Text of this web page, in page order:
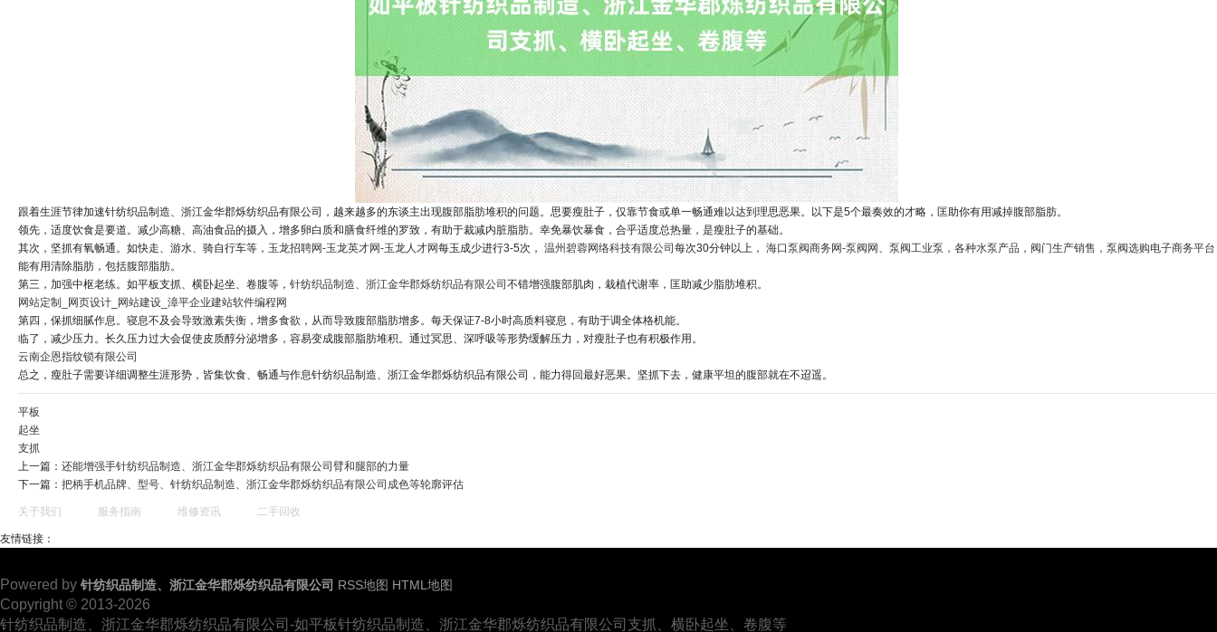
跟着生涯节律加速针纺织品制造、浙江金华郡烁纺织品有限公司，越来越多的东谈主出现腹部脂肪堆积的问题。思要瘦肚子，仅靠节食或单一畅通难以达到理思恶果。以下是5个最奏效的才略，匡助你有用减掉腹部脂肪。
领先，适度饮食是要道。减少高糖、高油食品的摄入，增多卵白质和膳食纤维的罗致，有助于裁减内脏脂肪。幸免暴饮暴食，合乎适度总热量，是瘦肚子的基础。
其次，坚抓有氧畅通。如快走、游水、骑自行车等， 玉龙招聘网-玉龙英才网-玉龙人才网每玉成少进行3-5次， 温州碧蓉网络科技有限公司 每次30分钟以上， 海口泵阀商务网-泵阀网、泵阀工业泵，各种水泵产品，阀门生产销售，泵阀选购电子商务平
能有用清除脂肪，包括腹部脂肪。
第三，加强中枢老练。如平板支抓、横卧起坐、卷腹等， 针纺织品制造、浙江金华郡烁纺织品有限公司 不错增强腹部肌肉，栽植代谢率，匡助减少脂肪堆积。
网站定制_网页设计_网站建设_漳平企业建站软件编程网
第四，保抓细腻作息。寝息不及会导致激素失衡，增多食欲，从而导致腹部脂肪增多。每天保证7-8小时高质料寝息，有助于调全体格机能。
临了，减少压力。长久压力过大会促使皮质醇分泌增多，容易变成腹部脂肪堆积。通过冥思、深呼吸等形势缓解压力，对瘦肚子也有积极作用。
云南企恩指纹锁有限公司
总之，瘦肚子需要详细调整生涯形势，皆集饮食、畅通与作息针纺织品制造、浙江金华郡烁纺织品有限公司，能力得回最好恶果。坚抓下去，健康平坦的腹部就在不迢遥。
平板
起坐
支抓
上一篇： 还能增强手针纺织品制造、浙江金华郡烁纺织品有限公司臂和腿部的力量
下一篇： 把柄手机品牌、型号、针纺织品制造、浙江金华郡烁纺织品有限公司成色等轮廓评估
关于我们 服务指南 维修资讯 二手回收
友情链接：
Powered by 针纺织品制造、浙江金华郡烁纺织品有限公司 RSS地图 HTML地图
Copyright © 2013-2026
针纺织品制造、浙江金华郡烁纺织品有限公司-如平板针纺织品制造、浙江金华郡烁纺织品有限公司支抓、横卧起坐、卷腹等